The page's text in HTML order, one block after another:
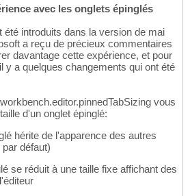
avec les onglets épinglés
été introduits dans la version de mai
a reçu de précieux commentaires
davantage cette expérience, et pour
y a quelques changements qui ont été
vous
d'un onglet épinglé:
hérite de l'apparence des autres
défaut)
se réduit à une taille fixe affichant des